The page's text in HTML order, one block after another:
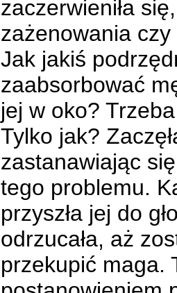
zaczerwieniła
zażenowania
Jak jakiś
zaabsorbować
jej w oko?
Tylko jak?
zastanawiając
tego problemu.
przyszła jej do
odrzucała, aż
przekupić maga.